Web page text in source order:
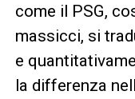
come il PSG,
massicci, si
e
la differenza